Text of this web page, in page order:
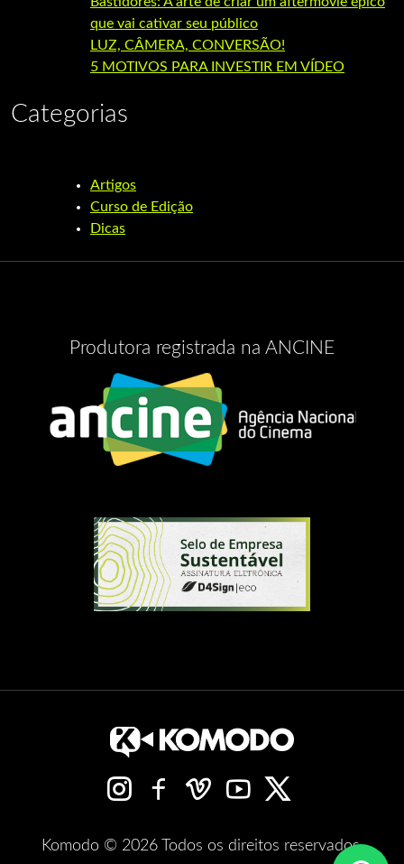
que vai cativar seu público
LUZ, CÂMERA, CONVERSÃO!
5 MOTIVOS PARA INVESTIR EM VÍDEO
Categorias
Artigos
Curso de Edição
Dicas
Produtora registrada na ANCINE
Komodo © 2026 Todos os direitos reservados.